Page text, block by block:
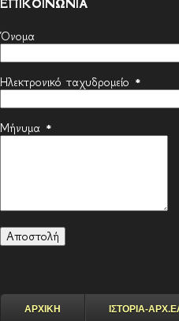
ΕΠΙΚΟΙΝΩΝΙΑ
Όνομα
Ηλεκτρονικό ταχυδρομείο *
Μήνυμα *
ΑΡΧΙΚΗ ΙΣΤΟΡΙΑ-